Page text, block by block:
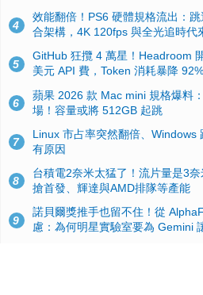
4
效能翻倍！PS6 硬體規格流出：
合架構，4K 120fps 與全光追時代
5
GitHub 狂攬 4 萬星！Headroom
美元 API 費，Token 消耗暴降 92%
6
蘋果 2026 款 Mac mini 規格爆料
場！容量或將 512GB 起跳
7
Linux 市占率突然翻倍、Windows
有原因
8
台積電2奈米太猛了！流片量是3
搶首發、輝達與AMD排隊等產能
9
諾貝爾獎推手也留不住！從
慮：為何明星實驗室要為 Gemini